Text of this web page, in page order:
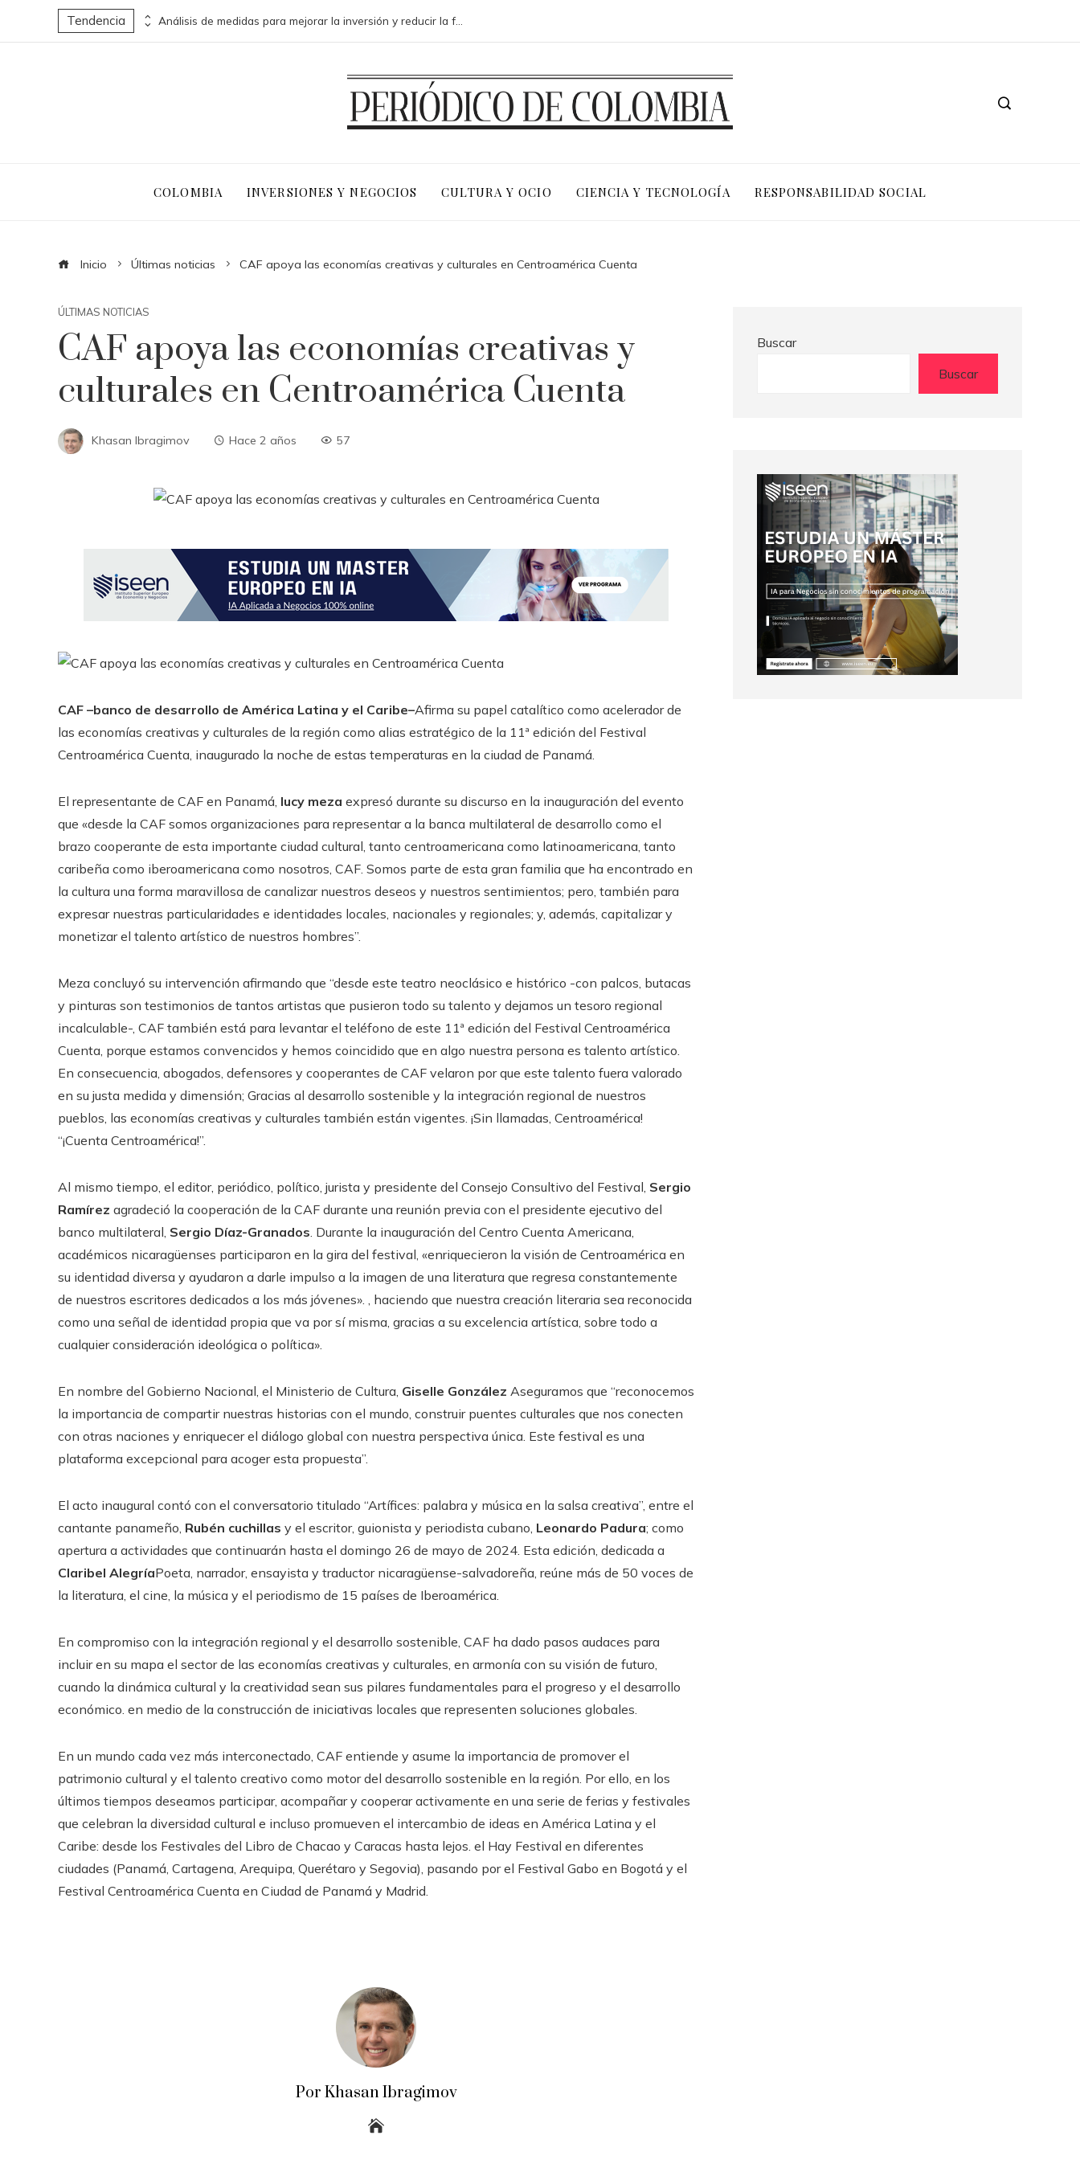
Tendencia Las 15 misiones espaciales que abrieron nuevas fronteras en la exploración del cosmos Análisis de medidas para mejorar la inversión y reducir la fragmentación económica en Bosnia y Herzegovina
COLOMBIA INVERSIONES Y NEGOCIOS CULTURA Y OCIO CIENCIA Y TECNOLOGÍA RESPONSABILIDAD SOCIAL
Inicio Últimas noticias CAF apoya las economías creativas y culturales en Centroamérica Cuenta
ÚLTIMAS NOTICIAS
CAF apoya las economías creativas y
culturales en Centroamérica Cuenta
Khasan Ibragimov Hace 2 años 57
CAF –banco de desarrollo de América Latina y el Caribe–Afirma su papel catalítico como acelerador de
las economías creativas y culturales de la región como alias estratégico de la 11ª edición del Festival
Centroamérica Cuenta, inaugurado la noche de estas temperaturas en la ciudad de Panamá.
El representante de CAF en Panamá, lucy meza expresó durante su discurso en la inauguración del evento
que «desde la CAF somos organizaciones para representar a la banca multilateral de desarrollo como el
brazo cooperante de esta importante ciudad cultural, tanto centroamericana como latinoamericana, tanto
caribeña como iberoamericana como nosotros, CAF. Somos parte de esta gran familia que ha encontrado en
la cultura una forma maravillosa de canalizar nuestros deseos y nuestros sentimientos; pero, también para
expresar nuestras particularidades e identidades locales, nacionales y regionales; y, además, capitalizar y
monetizar el talento artístico de nuestros hombres”.
Meza concluyó su intervención afirmando que “desde este teatro neoclásico e histórico -con palcos, butacas
y pinturas son testimonios de tantos artistas que pusieron todo su talento y dejamos un tesoro regional
incalculable-, CAF también está para levantar el teléfono de este 11ª edición del Festival Centroamérica
Cuenta, porque estamos convencidos y hemos coincidido que en algo nuestra persona es talento artístico.
En consecuencia, abogados, defensores y cooperantes de CAF velaron por que este talento fuera valorado
en su justa medida y dimensión; Gracias al desarrollo sostenible y la integración regional de nuestros
pueblos, las economías creativas y culturales también están vigentes. ¡Sin llamadas, Centroamérica!
“¡Cuenta Centroamérica!”.
Al mismo tiempo, el editor, periódico, político, jurista y presidente del Consejo Consultivo del Festival, Sergio
Ramírez agradeció la cooperación de la CAF durante una reunión previa con el presidente ejecutivo del
banco multilateral, Sergio Díaz-Granados. Durante la inauguración del Centro Cuenta Americana,
académicos nicaragüenses participaron en la gira del festival, «enriquecieron la visión de Centroamérica en
su identidad diversa y ayudaron a darle impulso a la imagen de una literatura que regresa constantemente
de nuestros escritores dedicados a los más jóvenes». , haciendo que nuestra creación literaria sea reconocida
como una señal de identidad propia que va por sí misma, gracias a su excelencia artística, sobre todo a
cualquier consideración ideológica o política».
En nombre del Gobierno Nacional, el Ministerio de Cultura, Giselle González Aseguramos que “reconocemos
la importancia de compartir nuestras historias con el mundo, construir puentes culturales que nos conecten
con otras naciones y enriquecer el diálogo global con nuestra perspectiva única. Este festival es una
plataforma excepcional para acoger esta propuesta”.
El acto inaugural contó con el conversatorio titulado “Artífices: palabra y música en la salsa creativa”, entre el
cantante panameño, Rubén cuchillas y el escritor, guionista y periodista cubano, Leonardo Padura; como
apertura a actividades que continuarán hasta el domingo 26 de mayo de 2024. Esta edición, dedicada a
Claribel AlegríaPoeta, narrador, ensayista y traductor nicaragüense-salvadoreña, reúne más de 50 voces de
la literatura, el cine, la música y el periodismo de 15 países de Iberoamérica.
En compromiso con la integración regional y el desarrollo sostenible, CAF ha dado pasos audaces para
incluir en su mapa el sector de las economías creativas y culturales, en armonía con su visión de futuro,
cuando la dinámica cultural y la creatividad sean sus pilares fundamentales para el progreso y el desarrollo
económico. en medio de la construcción de iniciativas locales que representen soluciones globales.
En un mundo cada vez más interconectado, CAF entiende y asume la importancia de promover el
patrimonio cultural y el talento creativo como motor del desarrollo sostenible en la región. Por ello, en los
últimos tiempos deseamos participar, acompañar y cooperar activamente en una serie de ferias y festivales
que celebran la diversidad cultural e incluso promueven el intercambio de ideas en América Latina y el
Caribe: desde los Festivales del Libro de Chacao y Caracas hasta lejos. el Hay Festival en diferentes
ciudades (Panamá, Cartagena, Arequipa, Querétaro y Segovia), pasando por el Festival Gabo en Bogotá y el
Festival Centroamérica Cuenta en Ciudad de Panamá y Madrid.
Por Khasan Ibragimov
Buscar
Buscar